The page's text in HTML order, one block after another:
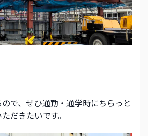
で、ぜひ通勤・通学時にちらっと
だきたいです。